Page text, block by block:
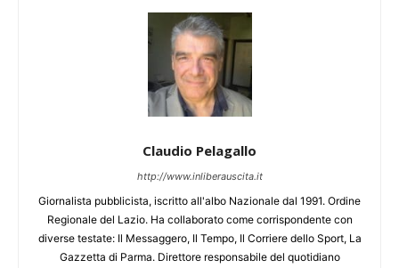
Claudio Pelagallo
http://www.inliberauscita.it
Giornalista pubblicista, iscritto all'albo Nazionale dal 1991. Ordine
Regionale del Lazio. Ha collaborato come corrispondente con
diverse testate: Il Messaggero, Il Tempo, Il Corriere dello Sport, La
Gazzetta di Parma. Direttore responsabile del quotidiano